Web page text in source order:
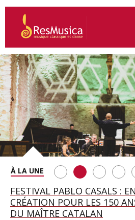
SAINT FRANÇOIS D’ASSISE
SOIRÉE IMMENSE PORTÉE
CASTELLUCCI ET MAXIME
FESTIVAL PABLO CASALS :
CRÉATION POUR LES 150
DU MAÎTRE CATALAN
A BAYREUTH, LE 150E
WAGNÉRIEN GÉNÉRÉ PAR
BETSY JOLAS FÊTE SON
ANNIVERSAIRE
GEORGE BENJAMIN : « MES
CETTE EXIGENCE DE